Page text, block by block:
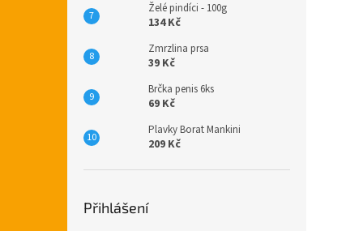
Želé pindíci - 100g
134 Kč
Zmrzlina prsa
39 Kč
Brčka penis 6ks
69 Kč
Plavky Borat Mankini
209 Kč
Přihlášení